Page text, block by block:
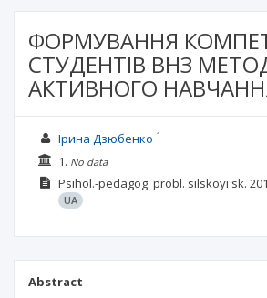
ФОРМУВАННЯ
СТУДЕНТІВ ВНЗ
АКТИВНОГО
Ірина Дзюбенко 1
1. No data
Psihol.-pedagog. probl. silskoyi sk.
UA
Abstract